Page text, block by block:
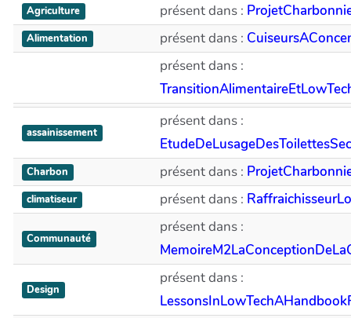
Agriculture présent dans :
Alimentation présent dans :
présent dans :
assainissement
présent dans :
Charbon présent dans :
climatiseur présent dans :
Communauté
présent dans :
Design
présent dans :